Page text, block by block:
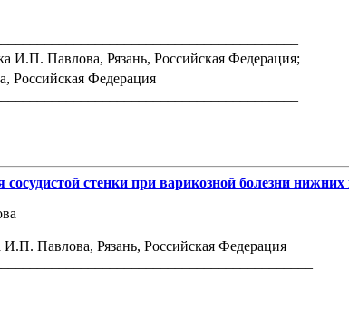
И.П. Павлова, Рязань, Российская Федерация;
Российская Федерация
стенки при варикозной болезни нижних
Павлова, Рязань, Российская Федерация